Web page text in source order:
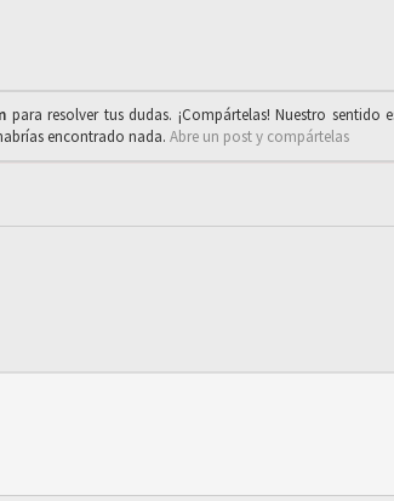
para resolver tus dudas. ¡Compártelas! Nuestro
encontrado nada. Abre un post y compártelas